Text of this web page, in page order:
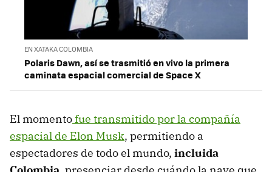
EN XATAKA COLOMBIA
Polaris Dawn, así se trasmitió en vivo la primera
caminata espacial comercial de Space X
El momentofue transmitido por la compañía
espacial de Elon Musk, permitiendo a
espectadores de todo el mundo, incluida